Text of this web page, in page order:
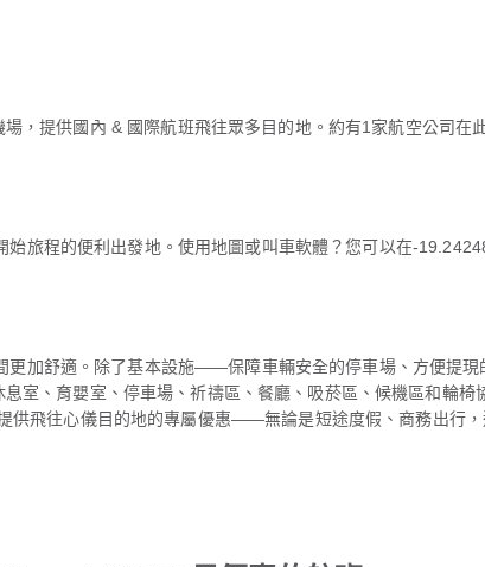
，提供國內 & 國際航班飛往眾多目的地。約有1家航空公司在
旅程的便利出發地。使用地圖或叫車軟體？您可以在-
更加舒適。除了基本設施——保障車輛安全的停車場、方便提
室、育嬰室、停車場、祈禱區、餐廳、吸菸區、候機區和輪
飛往心儀目的地的專屬優惠——無論是短途度假、商務出行